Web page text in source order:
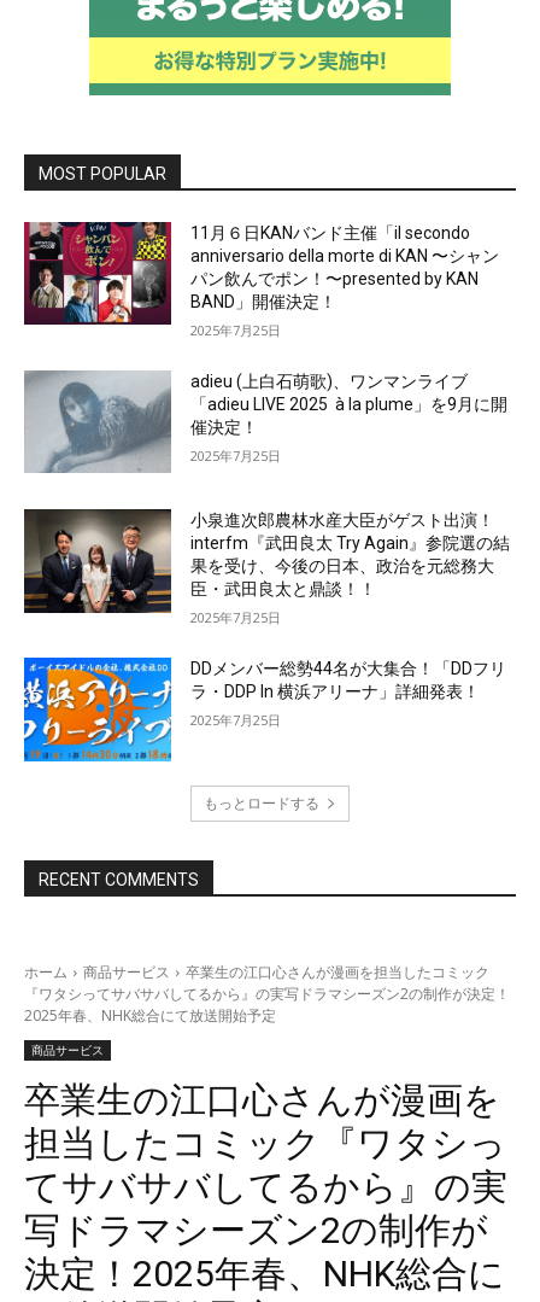
MOST POPULAR
11月６日KANバンド主催「il secondo
anniversario della morte di KAN 〜シャン
パン飲んでポン！〜presented by KAN
BAND」開催決定！
2025年7月25日
adieu (上白石萌歌)、ワンマンライブ
「adieu LIVE 2025 à la plume」を9月に開
催決定！
2025年7月25日
小泉進次郎農林水産大臣がゲスト出演！
interfm『武田良太 Try Again』参院選の結
果を受け、今後の日本、政治を元総務大
臣・武田良太と鼎談！！
2025年7月25日
DDメンバー総勢44名が大集合！「DDフリ
ラ・DDP In 横浜アリーナ」詳細発表！
2025年7月25日
もっとロードする
RECENT COMMENTS